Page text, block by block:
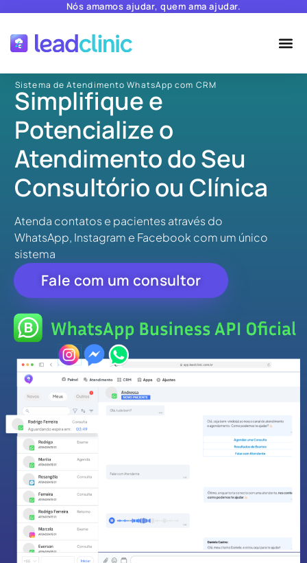
Nós amamos ajudar, quem ama ajudar.
Sistema de Atendimento WhatsApp com CRM
Simplifique e
Potencialize o
Atendimento do Seu
Consultório ou Clínica
Atenda contatos e pacientes através do
WhatsApp, Instagram e Facebook com um único
sistema
Fale com um consultor